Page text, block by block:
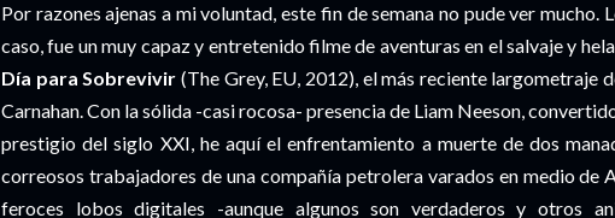
Por razones ajenas a mi voluntad, este fin de semana no pude ver mucho.
caso, fue un muy capaz y entretenido filme de aventuras en el salvaje y
Día para Sobrevivir (The Grey, EU, 2012), el más reciente largometraje
Carnahan. Con la sólida -casi rocosa- presencia de Liam Neeson,
prestigio del siglo XXI, he aquí el enfrentamiento a muerte de dos
correosos trabajadores de una compañía petrolera varados en medio de
feroces lobos digitales -aunque algunos son verdaderos y otros